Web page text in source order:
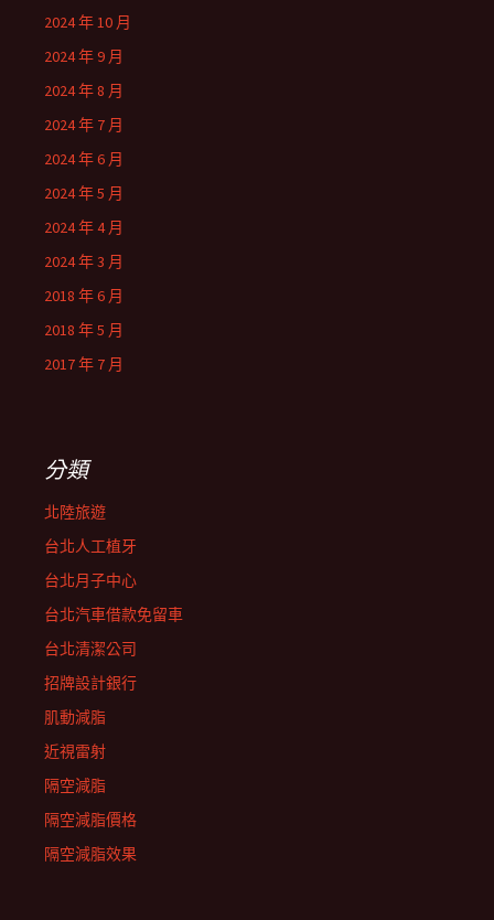
2024 年 10 月
2024 年 9 月
2024 年 8 月
2024 年 7 月
2024 年 6 月
2024 年 5 月
2024 年 4 月
2024 年 3 月
2018 年 6 月
2018 年 5 月
2017 年 7 月
分類
北陸旅遊
台北人工植牙
台北月子中心
台北汽車借款免留車
台北清潔公司
招牌設計銀行
肌動減脂
近視雷射
隔空減脂
隔空減脂價格
隔空減脂效果